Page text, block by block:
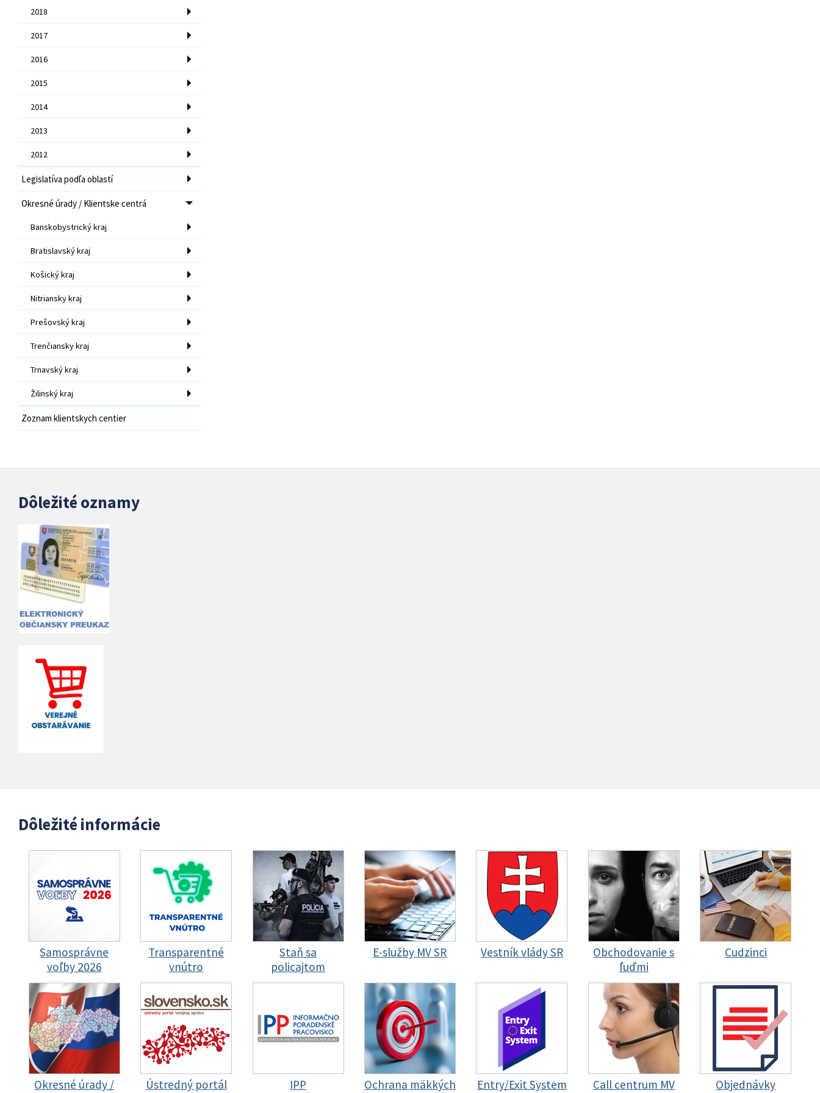
2018
2017
2016
2015
2014
2013
2012
Legislatíva podľa oblastí
Okresné úrady / Klientske centrá
Banskobystrický kraj
Bratislavský kraj
Košický kraj
Nitriansky kraj
Prešovský kraj
Trenčiansky kraj
Trnavský kraj
Žilinský kraj
Zoznam klientskych centier
Dôležité oznamy
Dôležité informácie
Samosprávne
voľby 2026
Transparentné
vnútro
Staň sa
policajtom
E-služby MV SR Vestník vlády SR
Obchodovanie s
ľuďmi
Cudzinci
Okresné úrady /
Ústredný portál
IPP
Ochrana mäkkých
Entry/Exit System
Call centrum MV
Objednávky